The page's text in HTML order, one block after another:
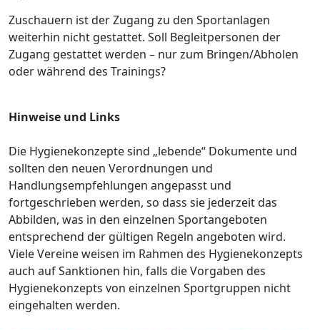
Zuschauern ist der Zugang zu den Sportanlagen
weiterhin nicht gestattet. Soll Begleitpersonen der
Zugang gestattet werden – nur zum Bringen/Abholen
oder während des Trainings?
Hinweise und Links
Die Hygienekonzepte sind „lebende“ Dokumente und
sollten den neuen Verordnungen und
Handlungsempfehlungen angepasst und
fortgeschrieben werden, so dass sie jederzeit das
Abbilden, was in den einzelnen Sportangeboten
entsprechend der gültigen Regeln angeboten wird.
Viele Vereine weisen im Rahmen des Hygienekonzepts
auch auf Sanktionen hin, falls die Vorgaben des
Hygienekonzepts von einzelnen Sportgruppen nicht
eingehalten werden.